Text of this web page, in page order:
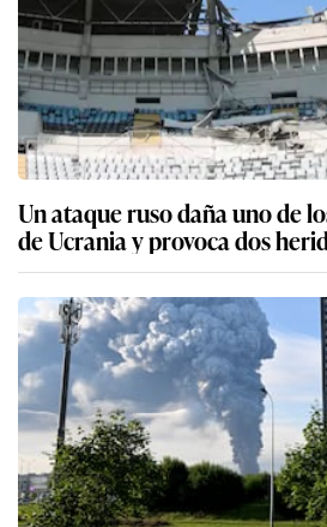
Un ataque ruso daña uno de
de Ucrania y provoca dos